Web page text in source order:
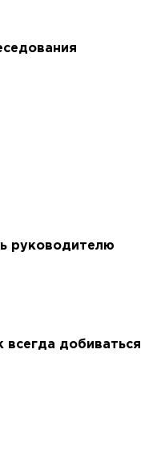
руководителю
всегда добиваться